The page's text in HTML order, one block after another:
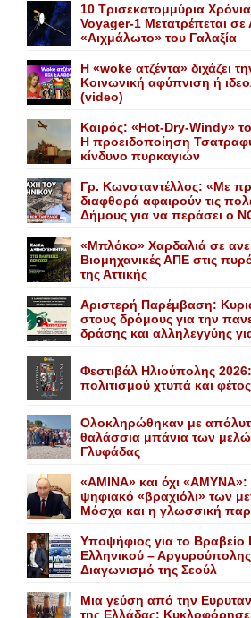
10 Τρισεκατομμύρια
Voyager-1 Μετατρέπεται σε
«Αιχμάλωτο» του Γαλαξία
Η «woke ατζέντα» διχάζει
Κοινωνική αφύπνιση ή
(video)
Καιρός: «Hot-Dry-Windy»
Η προειδοποίηση
κίνδυνο πυρκαγιών
Γρ. Κωνσταντέλλος: «Με
διαφθορά αφαιρούν τις
Δήμους για να περάσει ο
«Mπλόκο» Xαρδαλιά σε
Bιομηχανικές ΑΠΕ στις
της Αττικής
Αριστερή Παρέμβαση:
στους δρόμους για την
δράσης και αλληλεγγύης
Φεστιβάλ Ηλιούπολης
πολιτισμού χτυπά και
Ολοκληρώθηκαν με
θαλάσσια μπάνια των
Γλυφάδας
«AMINA» και όχι «ΑΜΥΝΑ»:
ψηφιακό «βραχιόλι» των
Μόσχα και η γλωσσική
Yποψήφιος για το
Ελληνικού –
Διαγωνισμό της Σεούλ
Mια γεύση από την
της Ελλάδας: